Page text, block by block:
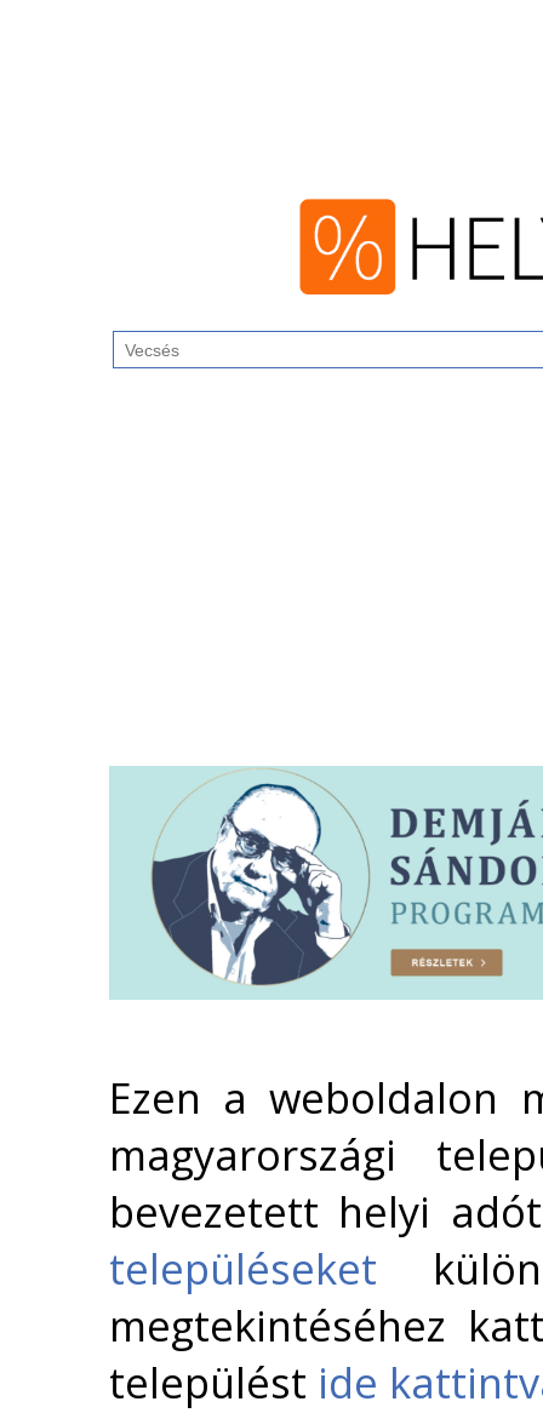
Ezen a weboldalon
magyarországi
bevezetett helyi
településeket
megtekintéséhez
települést ide